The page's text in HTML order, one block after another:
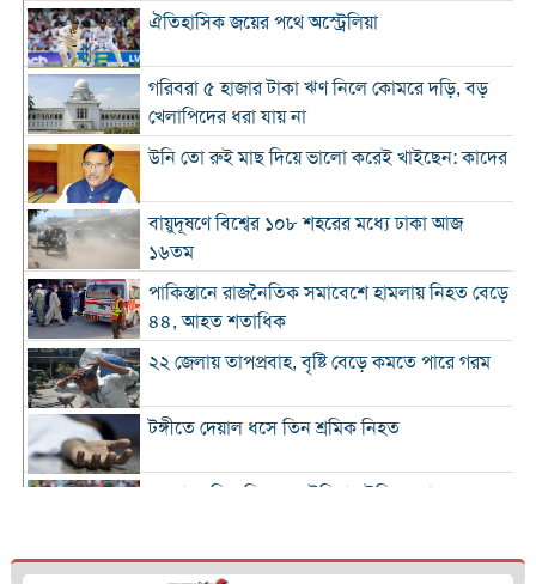
ঐতিহাসিক জয়ের পথে অস্ট্রেলিয়া
গরিবরা ৫ হাজার টাকা ঋণ নিলে কোমরে দড়ি, বড়
খেলাপিদের ধরা যায় না
উনি তো রুই মাছ দিয়ে ভালো করেই খাইছেন: কাদের
বায়ুদূষণে বিশ্বের ১০৮ শহরের মধ্যে ঢাকা আজ
১৬তম
পাকিস্তানে রাজনৈতিক সমাবেশে হামলায় নিহত বেড়ে
৪৪, আহত শতাধিক
২২ জেলায় তাপপ্রবাহ, বৃষ্টি বেড়ে কমতে পারে গরম
টঙ্গীতে দেয়াল ধসে তিন শ্রমিক নিহত
১২ রানে লিড নিয়ে অস্ট্রেলিয়ার ইনিংস শেষ
গলে যাওয়া হিমবাহ থেকে মিলল ৩৭ বছর আগে